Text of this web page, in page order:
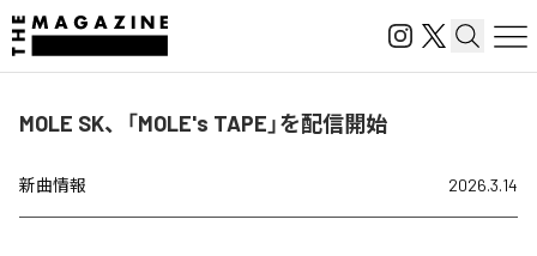
MOLE SK、「MOLE's TAPE」を配信開始
新曲情報 2026.3.14